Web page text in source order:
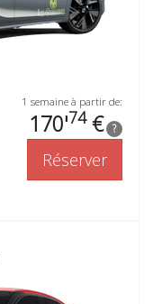
1 semaine à partir de:
170'74€ ?
Réserver